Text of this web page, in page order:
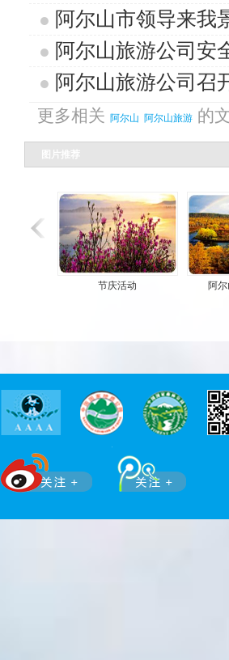
阿尔山市领导来我
阿尔山旅游公司安
阿尔山旅游公司召
更多相关 阿尔山 阿尔山旅游 的
图片推荐
节庆活动 阿